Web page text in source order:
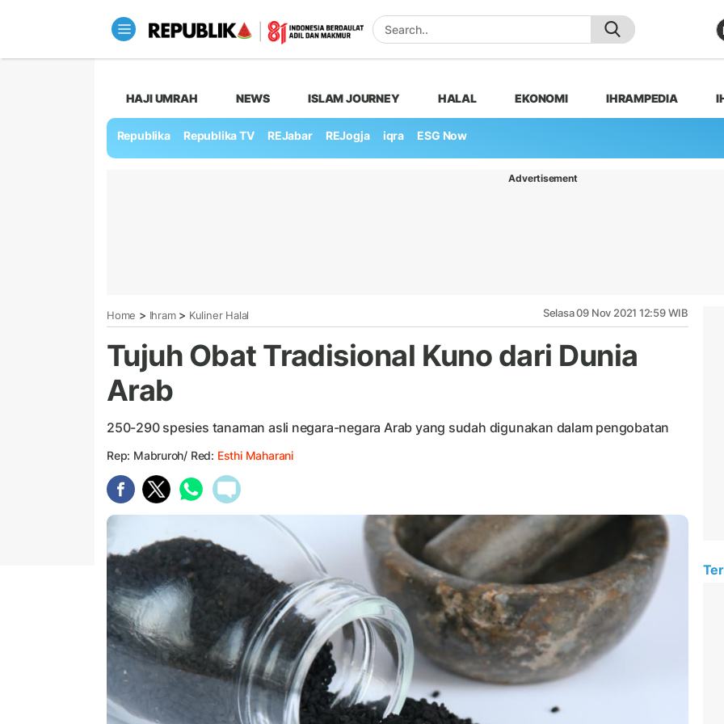
HAJI UMRAH NEWS ISLAM JOURNEY HALAL EKONOMI IHRAMPEDIA
Republika Republika TV REJabar REJogja iqra ESG Now
Advertisement
Home > Ihram> Kuliner Halal Selasa 09 Nov 2021 12:59 WIB
Tujuh Obat Tradisional Kuno dari Dunia
Arab
250-290 spesies tanaman asli negara-negara Arab yang sudah digunakan dalam pengobatan
Rep: Mabruroh/ Red: Esthi Maharani